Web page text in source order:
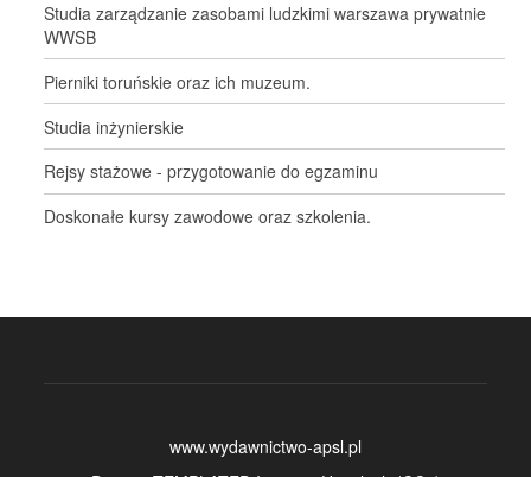
Studia zarządzanie zasobami ludzkimi warszawa prywatnie
WWSB
Pierniki toruńskie oraz ich muzeum.
Studia inżynierskie
Rejsy stażowe - przygotowanie do egzaminu
Doskonałe kursy zawodowe oraz szkolenia.
www.wydawnictwo-apsl.pl